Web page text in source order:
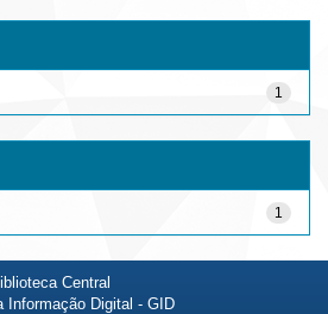
1
1
Central
Informação Digital - GID